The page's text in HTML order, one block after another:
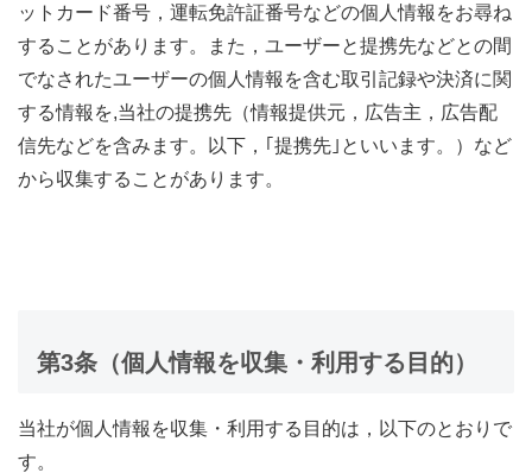
ットカード番号，運転免許証番号などの個人情報をお尋ね
することがあります。また，ユーザーと提携先などとの間
でなされたユーザーの個人情報を含む取引記録や決済に関
する情報を,当社の提携先（情報提供元，広告主，広告配
信先などを含みます。以下，｢提携先｣といいます。）など
から収集することがあります。
第3条（個人情報を収集・利用する目的）
当社が個人情報を収集・利用する目的は，以下のとおりで
す。